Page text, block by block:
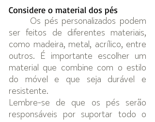
Considere o material dos pés
Os pés personalizados podem
ser feitos de diferentes materiais,
como madeira, metal, acrílico, entre
outros. É importante escolher um
material que combine com o estilo
do móvel e que seja durável e
resistente.
Lembre-se de que os pés serão
responsáveis por suportar todo o